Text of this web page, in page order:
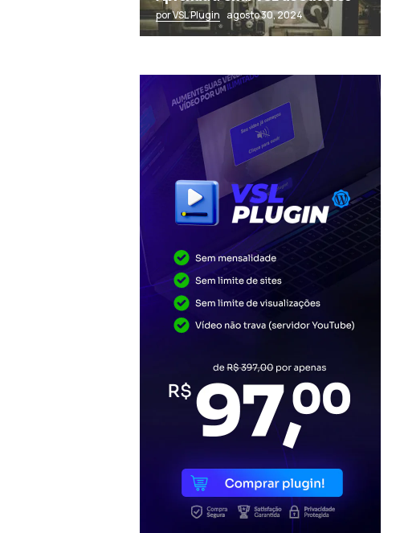
por VSL Plugin agosto 30, 2024